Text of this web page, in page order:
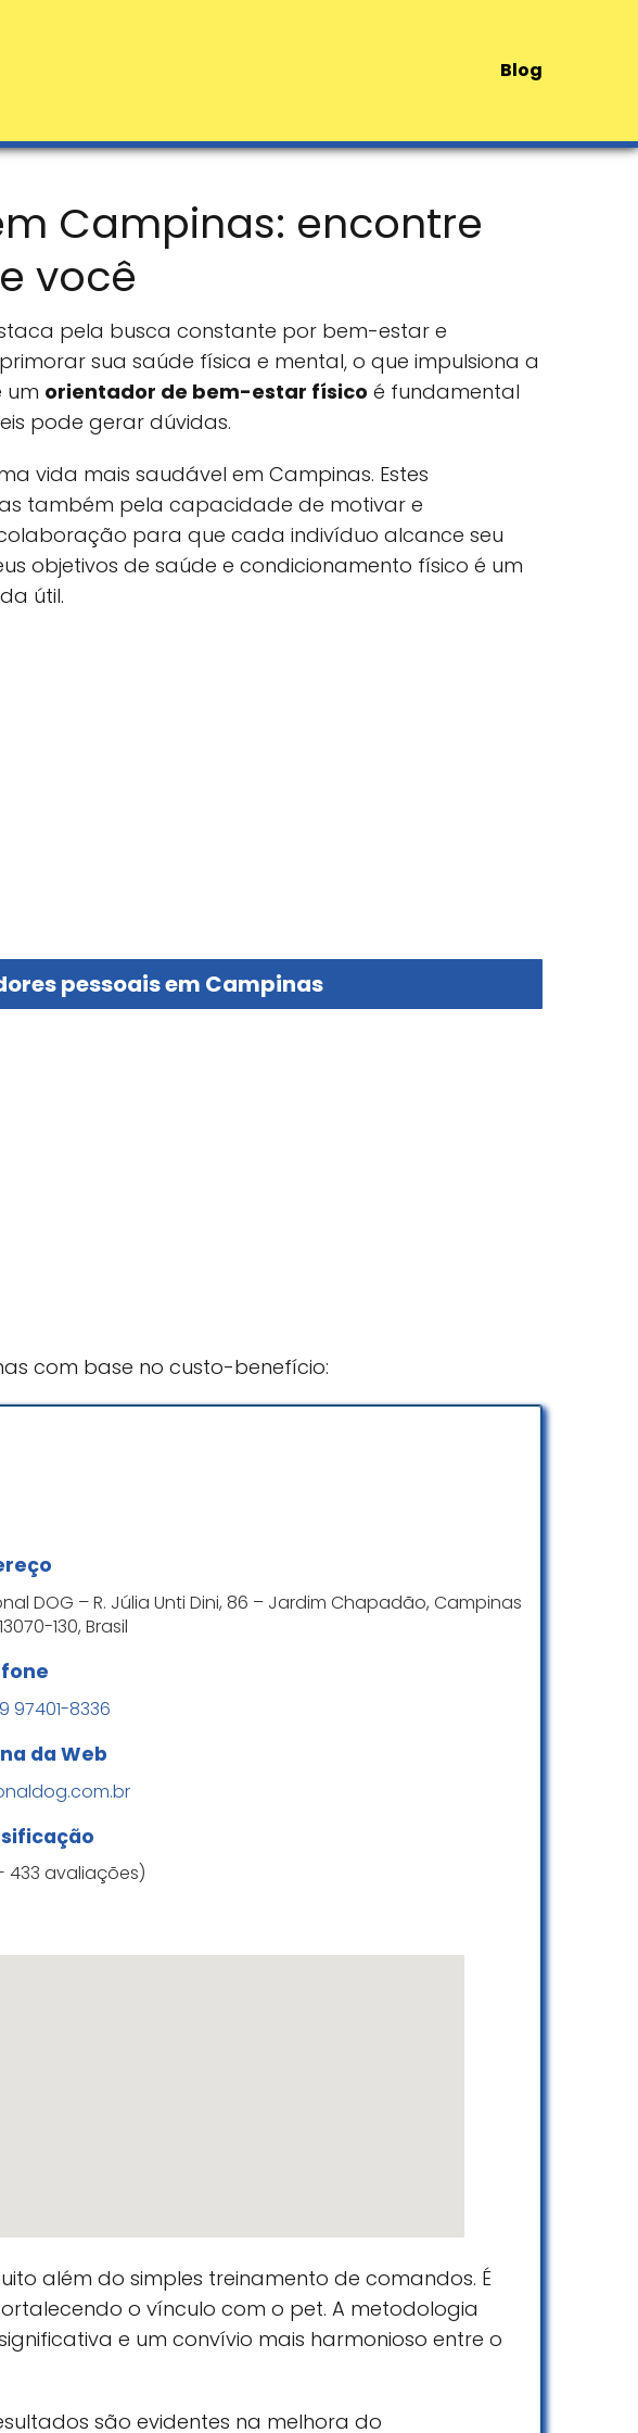
Blog
Campinas: encontre
você
pela busca constante por bem-estar e
sua saúde física e mental, o que impulsiona a
um orientador de bem-estar físico é fundamental
pode gerar dúvidas.
vida mais saudável em Campinas. Estes
também pela capacidade de motivar e
para que cada indivíduo alcance seu
objetivos de saúde e condicionamento físico é um
útil.
pessoais em Campinas
com base no custo-benefício:
DOG – R. Júlia Unti Dini, 86 – Jardim Chapadão, Campinas
130, Brasil
97401-8336
da Web
433 avaliações)
além do simples treinamento de comandos. É
o vínculo com o pet. A metodologia
e um convívio mais harmonioso entre o
são evidentes na melhora do